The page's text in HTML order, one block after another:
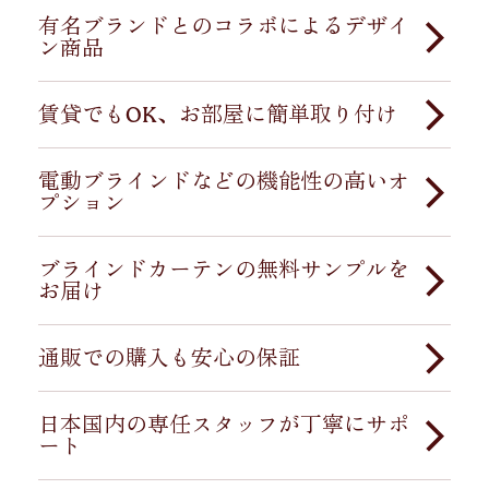
インナップをご用意しています。ロールスクリーン
（ロールカーテン）
ハニカムシェード（プリーツ
ローマンシェード、調光ロールスクリーンなど
、幅
広い種類のブラインドを取り扱っています。さら
に、1台で2役を担うツインハニカムやダブルロール
スクリーン 、上下両方から昇降できるトップダウン
ハニカムなど、使い勝手を追求した商品をご用意し
2,500種類以上のカラー・デザインを展開し、北欧
風、ジャパンディ、ミッドセンチュリーをはじめ、
あらゆるインテリアスタイルにマッチするブライン
ドをお探しいただけます。大人から子どもまで、幅
広いお客様のご要望にお応えします。
有名ブランドとのコラボによるデザイ
ン商品
をはじめとした有名ファッションブランド・テキス
デザイン商
いるからこそ、最新のインテリアトレンドを日本の
ご家庭にいち早くお届けできることがTuissならでは
お客様にもお楽しみいただけます。
賃貸でもOK、お部屋に簡単取り付け
簡単に取り付けが可能で、ビス止め商品だけでな
く、賃貸物件でも原状回復を気にせず設置できる穴
るカーテンレール取り付け、粘着テープで簡単に設
置できる
のオプションもご用意してお
商品ページには詳しい採寸ガイドと取付ガイドを掲
載しており、DIY初心者の方でも安心して設置してい
ただけます。
電動ブラインドなどの機能性の高いオ
プション
インドをご用意しています。リモコンやスマートフ
ォンアプリで操作でき、ベッドやソファに座ったま
数の窓がある空間でも便利にお使いいただけます。
また、小さなお子様がいるご家庭でも安心してお使
いいただけるコードレスブラインドもご用意してい
ます。操作コードがないため、お子様が誤ってコー
ドに引っかかる心配がなく、安全性に配慮した設計
ブラインドカーテンの無料サンプルを
お届け
料サンプルサービスを実施しております。ご注文い
ただいた商品は迅速かつ丁寧に発送することを心掛
通販での購入も安心の保証
め5年間の品質保証をお約束しています。
さらに、ご自身での採寸が不安な方向けに、採寸安
日本国内の専任スタッフが丁寧にサポ
ート